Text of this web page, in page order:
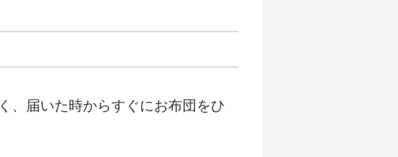
、届いた時からすぐにお布団をひ